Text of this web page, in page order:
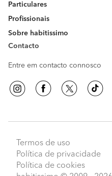
Particulares
Profissionais
Sobre habitissimo
Contacto
Entre em contacto connosco
Termos de uso
Política de privacidade
Política de cookies